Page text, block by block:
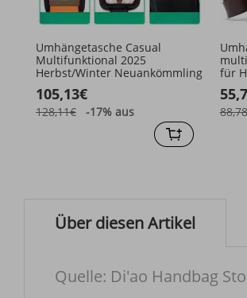
Umhängetasche Casual
Multifunktional 2025
Herbst/Winter Neuankömmling
105,13€
128,11€ -17% aus
für
Über diesen Artikel
Quelle: Di'ao Handbag